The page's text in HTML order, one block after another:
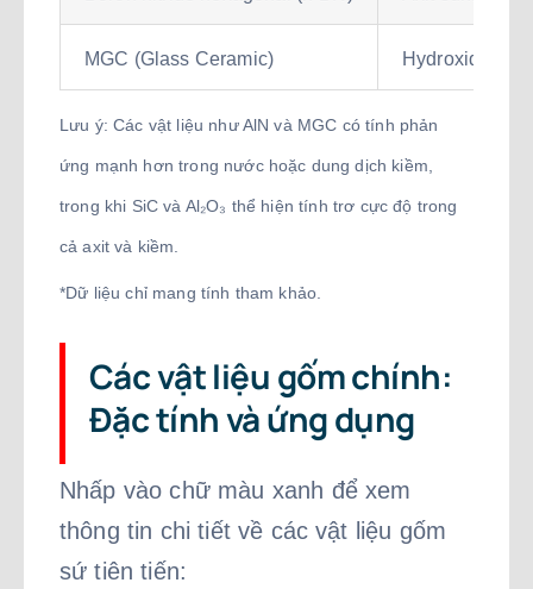
MGC (Glass Ceramic) Hydroxide
Lưu ý: Các vật liệu như AlN và MGC có tính phản
ứng mạnh hơn trong nước hoặc dung dịch kiềm,
trong khi SiC và Al₂O₃ thể hiện tính trơ cực độ trong
cả axit và kiềm.
*Dữ liệu chỉ mang tính tham khảo.
Các vật liệu gốm chính:
Đặc tính và ứng dụng
Nhấp vào chữ màu xanh để xem
thông tin chi tiết về các vật liệu gốm
sứ tiên tiến: